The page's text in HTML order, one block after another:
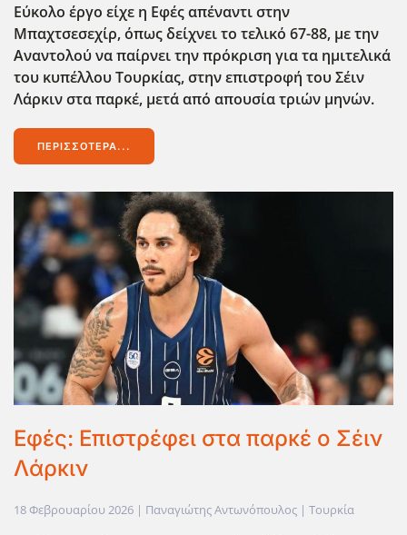
Εύκολο έργο είχε η Εφές απέναντι στην
Μπαχτσεσεχίρ, όπως δείχνει το τελικό 67-88, με την
Αναντολού να παίρνει την πρόκριση για τα ημιτελικά
του κυπέλλου Τουρκίας, στην επιστροφή του Σέιν
Λάρκιν στα παρκέ, μετά από απουσία τριών μηνών.
ΠΕΡΙΣΣΌΤΕΡΑ...
Εφές: Επιστρέφει στα παρκέ ο Σέιν
Λάρκιν
18 Φεβρουαρίου 2026 | Παναγιώτης Αντωνόπουλος | Τουρκία